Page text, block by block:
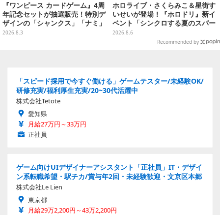
『ワンピース カードゲーム』4周
年記念セットが抽選販売！特別デ
ザインの「シャンクス」「ナミ」
など9枚のプロモカードを収録
2026.8.3
ホロライブ・さくらみこ＆星街す
いせいが登場！『ホロドリ』新イ
ベント「シンクロする夏のスパー
クル」開催決定ーmiCometのイ
ベントメモリーや楽曲などが新た
2026.8.6
Recommended by
「スピード採用で今すぐ働ける」ゲームテスター/未経験OK/
研修充実/福利厚生充実/20~30代活躍中
株式会社Tetote
愛知県
月給27万円～33万円
正社員
ゲーム向けUIデザイナーアシスタント「正社員」IT・デザイ
ン系転職希望・駅チカ/賞与年2回・未経験歓迎・文京区本郷
株式会社Le Lien
東京都
月給29万2,200円～43万2,200円